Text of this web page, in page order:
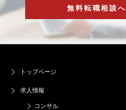
無料転職相談へ
トップページ
求人情報
コンサル